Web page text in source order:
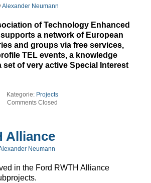
Alexander Neumann
of Technology Enhanced
a network of European
and groups via free services,
TEL events, a knowledge
set of very active Special Interest
Kategorie: Projects
Comments Closed
Alliance
Neumann
in the Ford RWTH Alliance